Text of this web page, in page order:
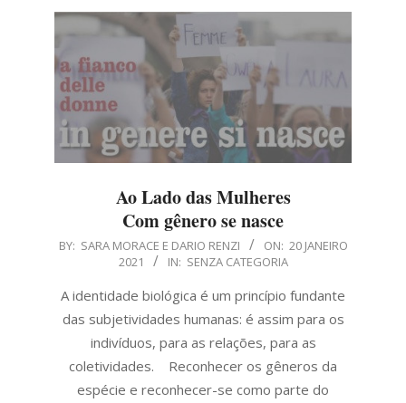
Ao Lado das Mulheres
Com gênero se nasce
2021-
20
BY: SARA MORACE E DARIO RENZI ON: 20 JANEIRO
2021
IN: SENZA CATEGORIA
A identidade biológica é um princípio fundante
das subjetividades humanas: é assim para os
indivíduos, para as relações, para as
coletividades. Reconhecer os gêneros da
espécie e reconhecer-se como parte do